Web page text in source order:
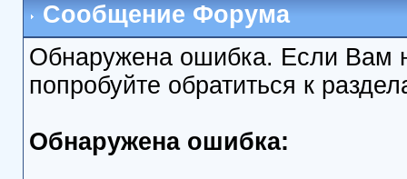
Сообщение Форума
Обнаружена ошибка. Если Вам
попробуйте обратиться к
Обнаружена ошибка: